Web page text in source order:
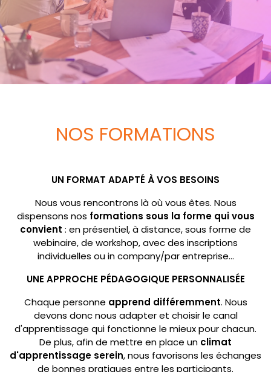
NOS FORMATIONS
UN FORMAT ADAPTÉ À VOS BESOINS
Nous vous rencontrons là où vous êtes. Nous
dispensons nos formations sous la forme qui vous
convient : en présentiel, à distance, sous forme de
webinaire, de workshop, avec des inscriptions
individuelles ou in company/par entreprise...
UNE APPROCHE PÉDAGOGIQUE PERSONNALISÉE
Chaque personne apprend différemment. Nous
devons donc nous adapter et choisir le canal
d'apprentissage qui fonctionne le mieux pour chacun.
De plus, afin de mettre en place un climat
d'apprentissage serein, nous favorisons les échanges
de bonnes pratiques entre les participants.